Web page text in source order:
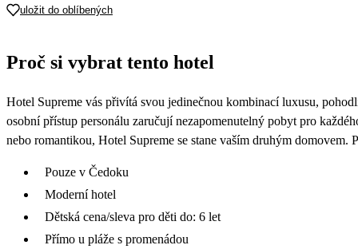
uložit do oblíbených
Proč si vybrat tento hotel
Hotel Supreme vás přivítá svou jedinečnou kombinací luxusu,
osobní přístup personálu zaručují nezapomenutelný pobyt pro
nebo romantikou, Hotel Supreme se stane vaším druhým
Pouze v Čedoku
Moderní hotel
Dětská cena/sleva pro děti do: 6 let
Přímo u pláže s promenádou